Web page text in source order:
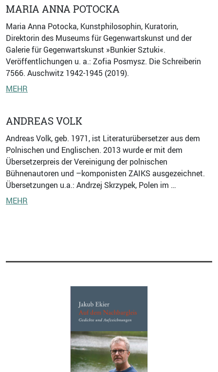
MARIA ANNA POTOCKA
Maria Anna Potocka, Kunstphilosophin, Kuratorin,
Direktorin des Museums für Gegenwartskunst und der
Galerie für Gegenwartskunst »Bunkier Sztuki«.
Veröffentlichungen u. a.: Zofia Posmysz. Die Schreiberin
7566. Auschwitz 1942-1945 (2019).
MEHR
ANDREAS VOLK
Andreas Volk, geb. 1971, ist Literaturübersetzer aus dem
Polnischen und Englischen. 2013 wurde er mit dem
Übersetzerpreis der Vereinigung der polnischen
Bühnenautoren und –komponisten ZAIKS ausgezeichnet.
Übersetzungen u.a.: Andrzej Skrzypek, Polen im …
MEHR